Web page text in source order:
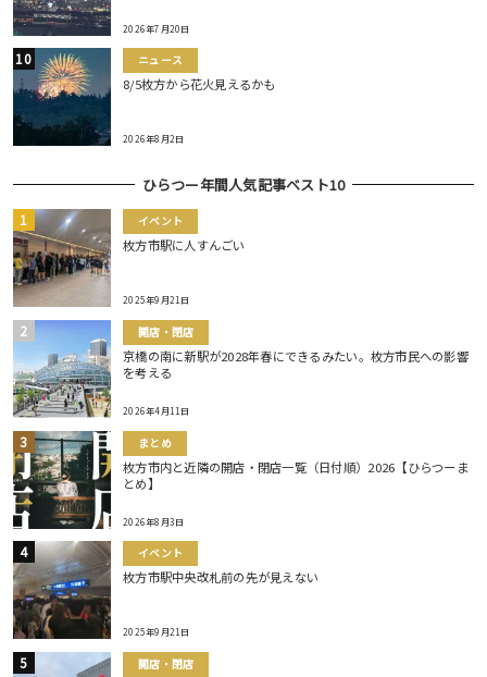
2026年7月20日
ニュース
8/5枚方から花火見えるかも
2026年8月2日
ひらつー年間人気記事ベスト10
イベント
枚方市駅に人すんごい
2025年9月21日
開店・閉店
京橋の南に新駅が2028年春にできるみたい。枚方市民への影響
を考える
2026年4月11日
まとめ
枚方市内と近隣の開店・閉店一覧（日付順）2026【ひらつーま
とめ】
2026年8月3日
イベント
枚方市駅中央改札前の先が見えない
2025年9月21日
開店・閉店